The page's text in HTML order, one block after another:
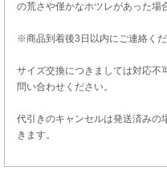
の荒さや僅かなホツレがあった場
※商品到着後3日以内にご連絡くだ
サイズ交換につきましては対応不
問い合わせください。
代引きのキャンセルは発送済みの
きます。